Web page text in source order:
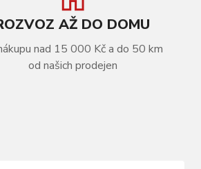
AŽ DO DOMU
nad 15 000 Kč a do 50 km
od našich prodejen